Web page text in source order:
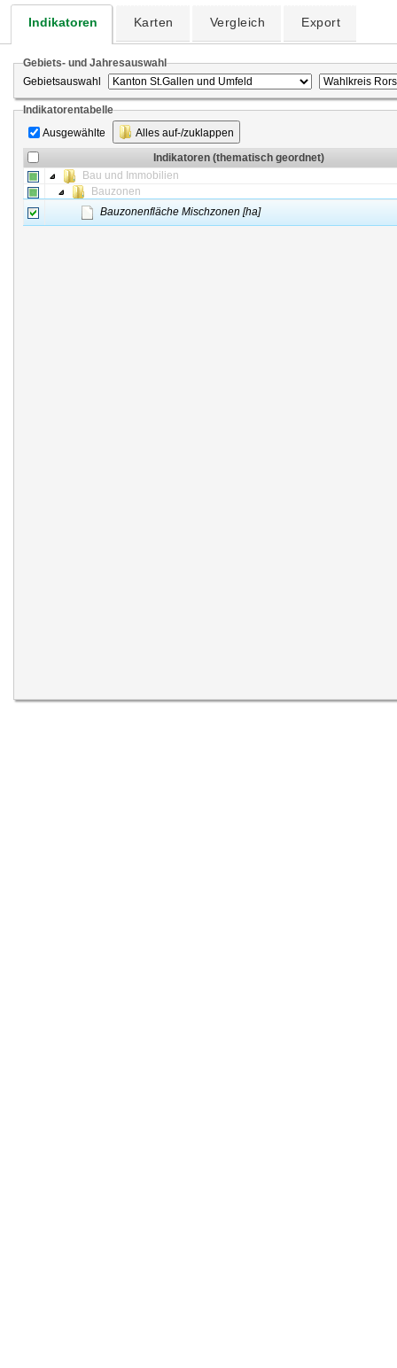
Indikatoren Karten Vergleich Export
Gebiets- und Jahresauswahl
Gebietsauswahl
Indikatorentabelle
Ausgewählte
Alles auf-/zuklappen
Indikatoren (thematisch geordnet)
Bau und Immobilien
Bauzonen
Bauzonenfläche Mischzonen [ha]